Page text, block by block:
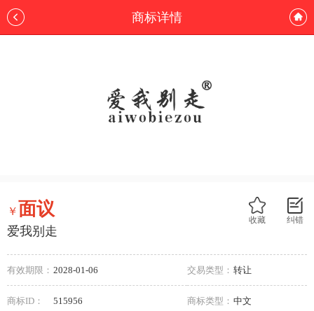
商标详情
纠错
收藏
￥面议
爱我别走
有效期限： 2028-01-06 交易类型： 转让
商标ID： 515956 商标类型： 中文